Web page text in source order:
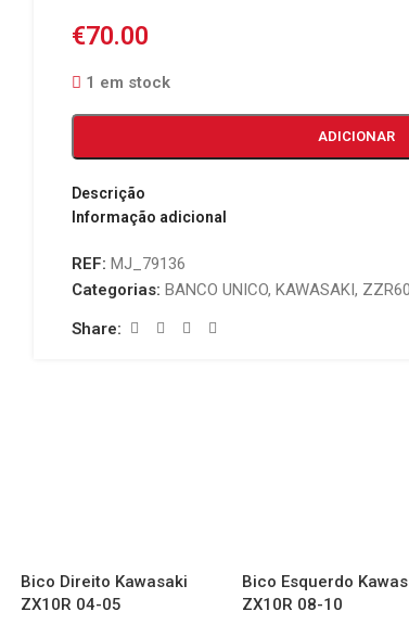
€70.00
1 em stock
ADICIONAR
Descrição
Informação adicional
REF: MJ_79136
Categorias: BANCO UNICO, KAWASAKI,
Share:
Bico Direito Kawasaki
ZX10R 04-05
Bico Esquerdo
ZX10R 08-10